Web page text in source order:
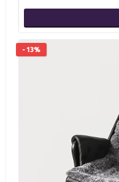
- 13%